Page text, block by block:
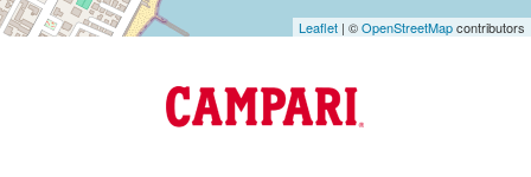
Leaflet | ©OpenStreetMapcontributors